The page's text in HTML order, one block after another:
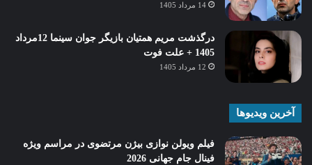
14 مرداد 1405
درگذشت مریم همتیان بازیگر جوان سینما 12مرداد
1405 + علت فوت
12 مرداد 1405
آخرین ویدیوها
فیلم ویولن نوازی بیژن مرتضوی در مراسم ویژه
فینال جام جهانی 2026